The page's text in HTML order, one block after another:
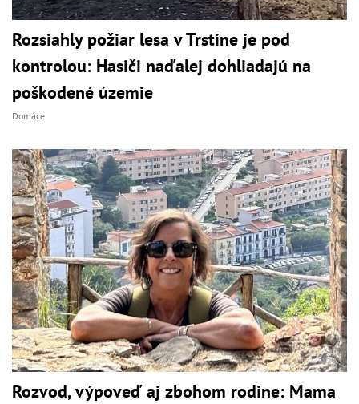
Rozsiahly požiar lesa v Trstíne je pod
kontrolou: Hasiči naďalej dohliadajú na
poškodené územie
Domáce
Rozvod, výpoveď aj zbohom rodine: Mama